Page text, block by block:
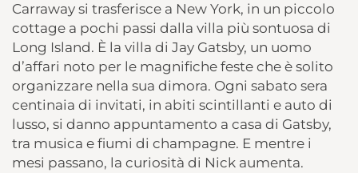
Carraway si trasferisce a New York, in un piccolo
cottage a pochi passi dalla villa più sontuosa di
Long Island. È la villa di Jay Gatsby, un uomo
d’affari noto per le magnifiche feste che è solito
organizzare nella sua dimora. Ogni sabato sera
centinaia di invitati, in abiti scintillanti e auto di
lusso, si danno appuntamento a casa di Gatsby,
tra musica e fiumi di champagne. E mentre i
mesi passano, la curiosità di Nick aumenta.